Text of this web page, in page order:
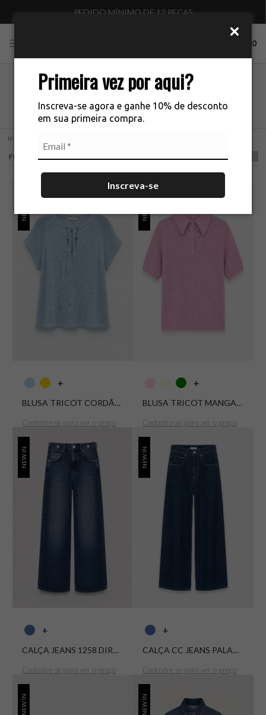
Primeira vez por aqui?
Inscreva-se agora e ganhe 10% de desconto
em sua primeira compra.
Inscreva-se
PEDIDO MÍNIMO DE 12 PEÇAS
0
CATÁLOGO COMPLETO
Início
Filtros
NEW IN
BLUSA TRICOT CORDÃO DECOTE
Cadastre-se para ver o preço
+
NEW IN
BLUSA TRICOT MANGA CURTA COM GOLA
Cadastre-se para ver o preço
+
NEW IN
CALÇA JEANS 1258 DIRTY
Cadastre-se para ver o preço
+
NEW IN
CALÇA CC JEANS PALAZZO
Cadastre-se para ver o preço
+
NEW IN NEW IN